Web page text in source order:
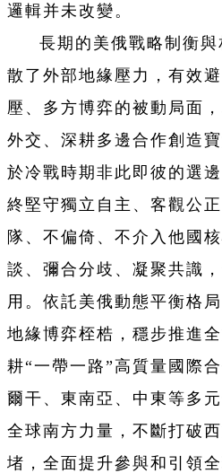
邏輯并未改變。
長期的美俄戰略制衡
散了外部地緣壓力，有效
壓、多方博弈的被動局面
外交、深耕多邊合作創造
於冷戰時期非此即彼的選
終堅守獨立自主、客觀公
隊、不偏倚、不介入他國
談、彌合分歧、凝聚共識
用。依託美俄動態平衡格
地緣博弈桎梏，穩步推進
耕“一帶一路”高質量國際
爾干、東南亞、中東等多
全球南方力量，不斷打破
堵，全面提升參與和引領